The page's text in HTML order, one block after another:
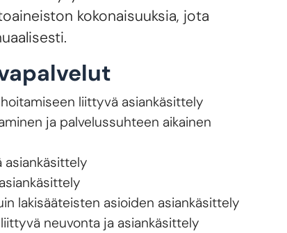
kokonaisuuksia, jota
liittyvä asiankäsittely
ja palvelussuhteen aikainen
asiankäsittely
lakisääteisten asioiden asiankäsittely
neuvonta ja asiankäsittely